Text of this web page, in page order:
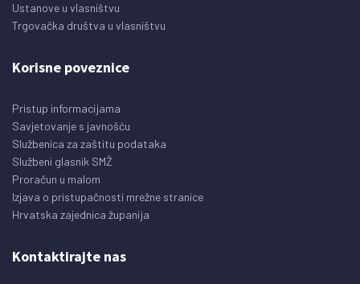
Ustanove u vlasništvu
Trgovačka društva u vlasništvu
Korisne poveznice
Pristup informacijama
Savjetovanje s javnošću
Službenica za zaštitu podataka
Službeni glasnik SMŽ
Proračun u malom
Izjava o pristupačnosti mrežne stranice
Hrvatska zajednica županija
Kontaktirajte nas